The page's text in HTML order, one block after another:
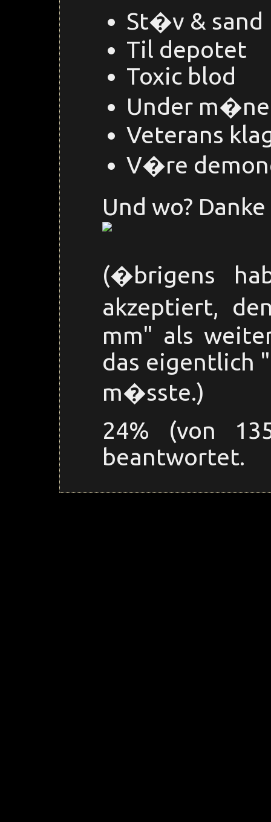
St�v & sand
Til depotet
Toxic blod
Under
Veterans
V�re
Und wo?
(�brigens
akzeptiert,
mm" als
das eigentlich
m�sste.)
24% (von
beantwortet.